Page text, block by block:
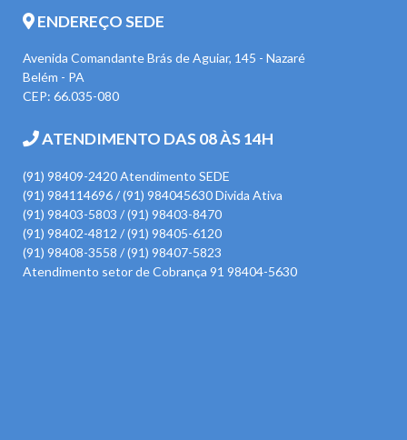
ENDEREÇO SEDE
Avenida Comandante Brás de Aguiar, 145 - Nazaré
Belém - PA
CEP: 66.035-080
ATENDIMENTO DAS 08 ÀS 14H
(91) 98409-2420 Atendimento SEDE
(91) 984114696 / (91) 984045630 Divida Ativa
(91) 98403-5803 / (91) 98403-8470
(91) 98402-4812 / (91) 98405-6120
(91) 98408-3558 / (91) 98407-5823
Atendimento setor de Cobrança 91 98404-5630